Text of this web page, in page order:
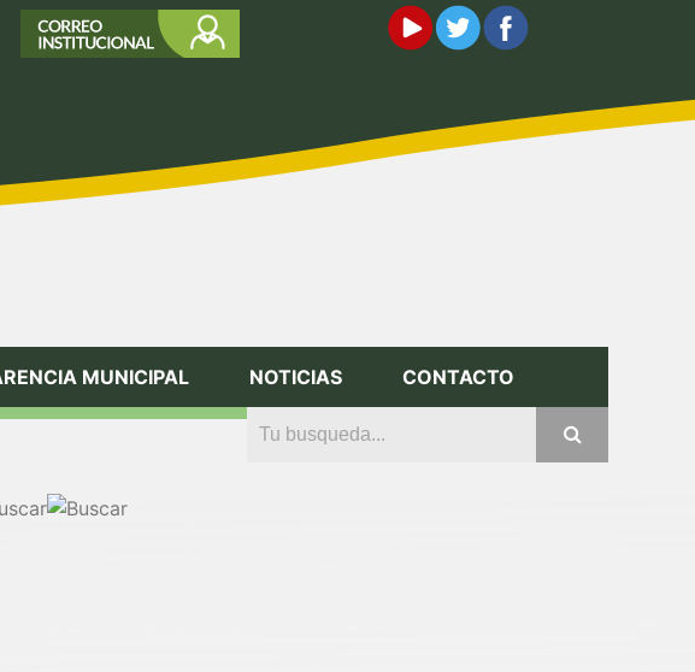
MUNICIPAL NOTICIAS CONTACTO